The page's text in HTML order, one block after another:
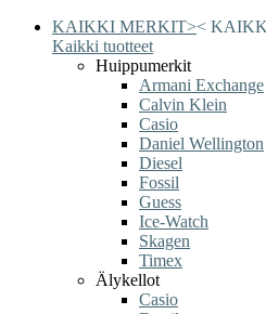
KAIKKI MERKIT><
Kaikki tuotteet
Huippumerkit
Armani Exchange
Calvin Klein
Casio
Daniel Wellington
Diesel
Fossil
Guess
Ice-Watch
Skagen
Timex
Älykellot
Casio